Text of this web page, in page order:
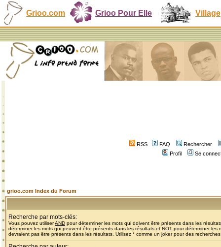
Grioo.com Grioo Pour Elle Village
RSS FAQ
Rechercher
Profil
Se
grioo.com Index du Forum
Recherche par mots-clés:
Vous pouvez utiliserAND pour déterminer les mots qui doivent être présents dans les
déterminer les mots qui peuvent être présents dans les résultats et NOT pour déterminer les
devraient pas être présents dans les résultats. Utilisez * comme un joker pour des